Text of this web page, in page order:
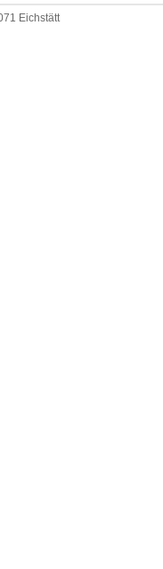
Eichstätt